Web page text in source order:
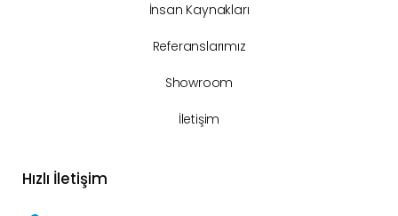
İnsan Kaynakları
Referanslarımız
Showroom
İletişim
Hızlı İletişim